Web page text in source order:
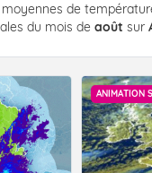
moyennes de
du mois de août sur
ANIMATION